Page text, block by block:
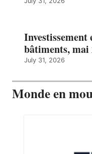
bâtiments, mai
July 31, 2026
Monde en